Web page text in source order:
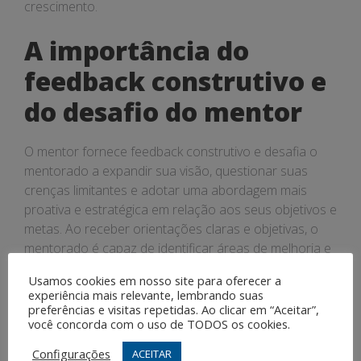
crescimento.
A importância do
feedback construtivo e
do desafio do mentor
O mentor fornece feedback construtivo e desafia o
mentorado a expandir sua visão, questionar suas
crenças limitantes e adotar uma abordagem mais
proativa e estratégica em relação aos seus objetivos e
metas. Ao receber orientações claras e objetivas, o
mentorado é capaz de identificar áreas de melhoria e
pessoal e profissional.
O papel da
Usamos cookies em nosso site para oferecer a
experiência mais relevante, lembrando suas
preferências e visitas repetidas. Ao clicar em “Aceitar”,
você concorda com o uso de TODOS os cookies.
Configurações
ACEITAR